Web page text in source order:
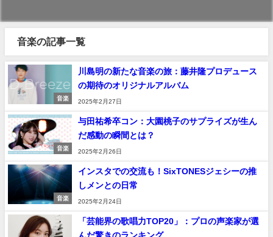
音楽の記事一覧
音楽
川島明の新たな音楽の旅：藤井隆プロデュース
の期待のオリジナルアルバム
2025年2月27日
音楽
与田祐希卒コン：大園桃子のサプライズが生ん
だ感動の瞬間とは？
2025年2月26日
音楽
インスタでの交流も！SixTONESジェシーの推
しメンとの日常
2025年2月24日
「芸能界の歌唱力TOP20」：プロの声楽家が選
んだ驚きのランキング